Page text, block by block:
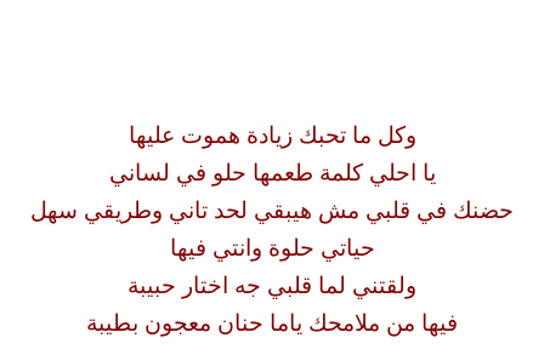
وكل ما تحبك زيادة هموت عليها
يا احلي كلمة طعمها حلو في لساني
حضنك في قلبي مش هيبقي لحد تاني وطريقي سهل
حياتي حلوة وانتي فيها
ولقتني لما قلبي جه اختار حبيبة
فيها من ملامحك ياما حنان معجون بطيبة